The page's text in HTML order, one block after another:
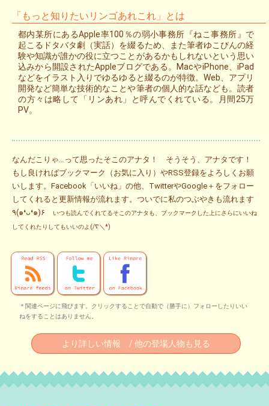
「もっと知りたいリンゴあれこれ」とは
都内某所にあるApple率100％の弱小事務所『ねこ事務所』で
起こるドタバタ劇（実話）を綴るため、また筆者ゆこびんの経
験や知識が誰かの役に立つことがあるかもしれないという思い
込みから開設されたAppleブログである。MacやiPhone、iPad
などをイラスト入りでゆるゆると綴るのが特徴。Web、アプリ
開発など簡単な技術的なことや筆者の個人的な話なども。読者
の方々は略して「リンあれ」と呼んでくれている。月間25万
PV。
なんだこりゃ…って思ったそこのアナタ！ そうそう、アナタです！
もし良ければブックマーク（お気に入り）やRSS登録をよろしくお願
いします。Facebook「いいね」の他、TwitterやGoogle＋をフォロー
してくれると更新情報が流れます。ついでに私のつぶやきも流れます
٩(๑❛ᴗ❛๑)۶
いつも読んでくれてるそこのアナタも、ブックマークした上にさらにいいね
してくれたりしてもいいのよ(/∇＼*)
＊関連ページに飛びます。クリックすることで自動で（勝手に）フォローしたりいい
ねをすることはありません。
より詳しい情報 / 他の登場人物も見る